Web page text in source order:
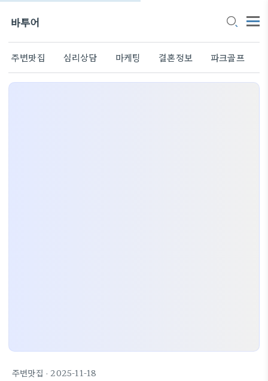
바투어
주변맛집 심리상담 마케팅 결혼정보 파크골프
주변맛집 · 2025-11-18